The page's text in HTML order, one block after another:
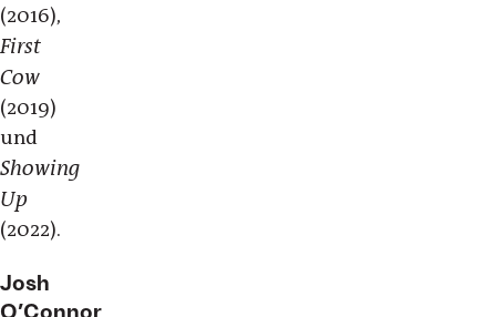
(2016),
First
Cow
(2019)
und
Showing
Up
(2022).
Josh
O’Connor